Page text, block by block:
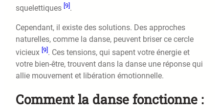
squelettiques [9] .
Cependant, il existe des solutions. Des approches
naturelles, comme la danse, peuvent briser ce cercle
vicieux [9] . Ces tensions, qui sapent votre énergie et
votre bien-être, trouvent dans la danse une réponse qui
allie mouvement et libération émotionnelle.
Comment la danse fonctionne :